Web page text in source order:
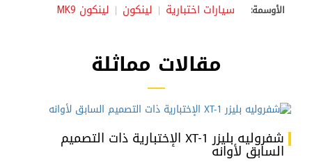
الأوسمة: سيارات اختبارية لينكون لينكون MK9
مقالات مماثلة
شفروليه بليزر XT-1 الإختبارية ذات التصميم
السابق لأوانه